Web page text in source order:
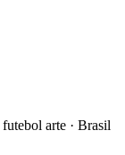
arte · Brasil